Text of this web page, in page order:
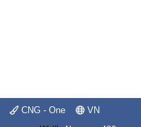
CNG - One VN